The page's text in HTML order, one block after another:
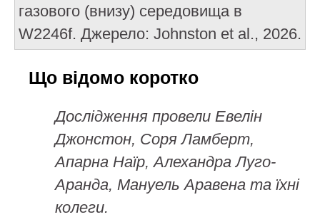
газового (внизу) середовища в
W2246f. Джерело: Johnston et al., 2026.
Що відомо коротко
Дослідження провели Евелін
Джонстон, Соря Ламберт,
Апарна Наїр, Алехандра Луго-
Аранда, Мануель Аравена та їхні
колеги.